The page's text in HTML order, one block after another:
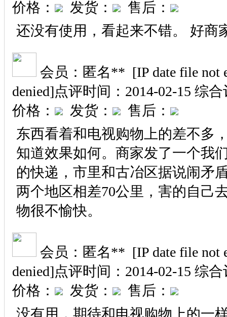
价格： 发货：
售后：
还没有使用，看起来不错。 好商
会员：匿名** [IP date file not
denied]点评时间：2014-02-15 综合
价格：
发货：
售后：
东西看着和电视购物上的差不多
知道效果如何。商家发了一个我
的快递，市里和古冶区据说闹矛
两个地区相差70公里，害的自己
物很不愉快。
会员：匿名** [IP date file not
denied]点评时间：2014-02-15 综合
价格：
发货：
售后：
没有用，期待和电视购物上的一